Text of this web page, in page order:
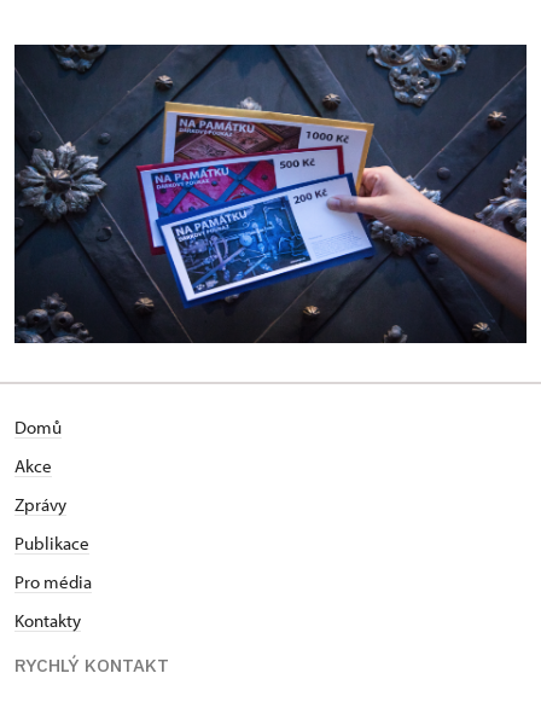
Domů
Akce
Zprávy
Publikace
Pro média
Kontakty
RYCHLÝ KONTAKT